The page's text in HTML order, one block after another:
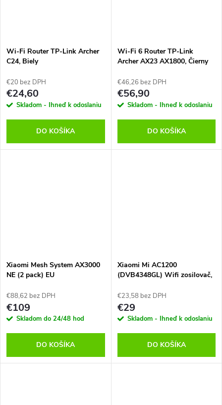
Wi-Fi Router TP-Link Archer
C24, Biely
€20 bez DPH
€24,60
Skladom - Ihneď k odoslaniu
DO KOŠÍKA
Wi-Fi 6 Router TP-Link
Archer AX23 AX1800, Čierny
€46,26 bez DPH
€56,90
Skladom - Ihneď k odoslaniu
DO KOŠÍKA
Xiaomi Mesh System AX3000
NE (2 pack) EU
€88,62 bez DPH
€109
Skladom do 24/48 hod
DO KOŠÍKA
Xiaomi Mi AC1200
(DVB4348GL) Wifi zosilovač,
€23,58 bez DPH
€29
Skladom - Ihneď k odoslaniu
DO KOŠÍKA